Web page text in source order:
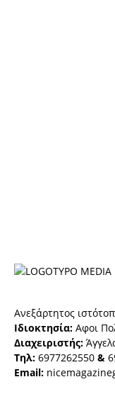
Ανεξάρτητος
Ιδιοκτησία: Αφοι
Διαχειριστής:
Τηλ: 6977262550 &
Email: